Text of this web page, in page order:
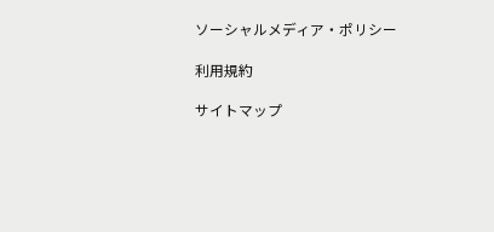
ソーシャルメディア・ポリシー
利⽤規約
サイトマップ